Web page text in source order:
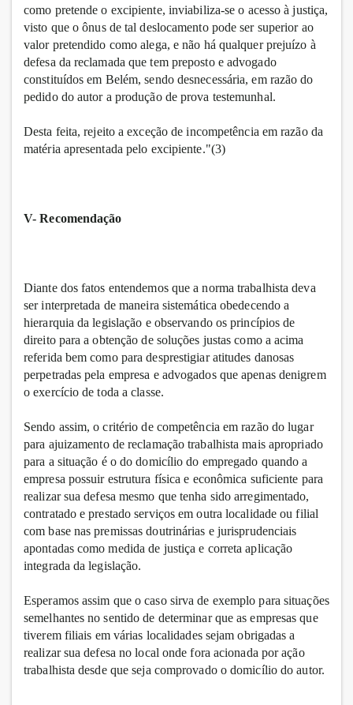
como pretende o excipiente, inviabiliza-se o acesso à justiça,
visto que o ônus de tal deslocamento pode ser superior ao
valor pretendido como alega, e não há qualquer prejuízo à
defesa da reclamada que tem preposto e advogado
constituídos em Belém, sendo desnecessária, em razão do
pedido do autor a produção de prova testemunhal.
Desta feita, rejeito a exceção de incompetência em razão da
matéria apresentada pelo excipiente."(3)
V- Recomendação
Diante dos fatos entendemos que a norma trabalhista deva
ser interpretada de maneira sistemática obedecendo a
hierarquia da legislação e observando os princípios de
direito para a obtenção de soluções justas como a acima
referida bem como para desprestigiar atitudes danosas
perpetradas pela empresa e advogados que apenas denigrem
o exercício de toda a classe.
Sendo assim, o critério de competência em razão do lugar
para ajuizamento de reclamação trabalhista mais apropriado
para a situação é o do domicílio do empregado quando a
empresa possuir estrutura física e econômica suficiente para
realizar sua defesa mesmo que tenha sido arregimentado,
contratado e prestado serviços em outra localidade ou filial
com base nas premissas doutrinárias e jurisprudenciais
apontadas como medida de justiça e correta aplicação
integrada da legislação.
Esperamos assim que o caso sirva de exemplo para situações
semelhantes no sentido de determinar que as empresas que
tiverem filiais em várias localidades sejam obrigadas a
realizar sua defesa no local onde fora acionada por ação
trabalhista desde que seja comprovado o domicílio do autor.